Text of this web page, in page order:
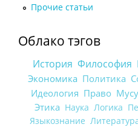
Прочие статьи
Облако тэгов
История Философия
Экономика Политика
Идеология Право
Этика Наука Логика
Языкознание